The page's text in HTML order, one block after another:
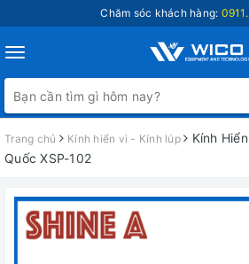
Chăm sóc khách hàng:
Toggle
navigation
Trang chủ Kính hiển vi - Kính lúp
Kính
Quốc XSP-102